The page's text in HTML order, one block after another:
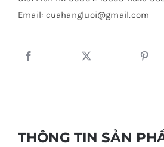
Email: cuahangluoi@gmail.com
THÔNG TIN SẢN